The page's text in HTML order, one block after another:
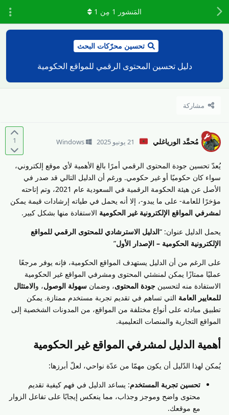
تحسين محرّكات البحث
دليل تحسين المحتوى الرقمي للمواقع الحكومية
مشاركة
المَنشور 1 مِن 1
1 مُحمَّد الورياغلي 21 يونيو 2025 Windows
يُعدّ تحسين جودة المحتوى الرقمي أمرًا بالغ الأهمية لأي موقع إلكتروني،
سواء كان حكوميًا أو غير حكومي. ورغم أن الدليل التالي قد صدر في
الأصل عن هيئة الحكومة الرقمية في السعودية عام 2021، وتم إتاحته
مؤخرًا للعامة- على ما يبدو-، إلا أنه يحمل في طياته إرشادات قيمة يمكن
لمشرفي المواقع الإلكترونية غير الحكومية الاستفادة منها بشكل كبير.
يحمل الدليل عنوان: “الدليل الاسترشادي للمحتوى الرقمي للمواقع
الإلكترونية الحكومية – الإصدار الأول”
على الرغم من أن الدليل يستهدف المواقع الحكومية، فإنه يوفر مرجعًا
عمليًا ممتازًا يمكن لمنشئي المحتوى ومشرفي المواقع غير الحكومية
الاستفادة منه لتحسين جودة المحتوى، وضمان سهولة الوصول، والامتثال
للمعايير العامة التي تساهم في تقديم تجربة مستخدم ممتازة. يمكن
تطبيق مبادئه على أنواع مختلفة من المواقع، من المدونات الشخصية إلى
المواقع التجارية والمنصات التعليمية.
أهمية الدليل لمشرفي المواقع غير الحكومية
يُمكن لهذا الدّليل أن يكون مهمّا من عدّة نواحي، لعلّ أبرزها:
تحسين تجربة المستخدم: يساعد الدليل في فهم كيفية تقديم
محتوى واضح وموجز وجذاب، مما ينعكس إيجابًا على تفاعل الزوار
مع موقعك.